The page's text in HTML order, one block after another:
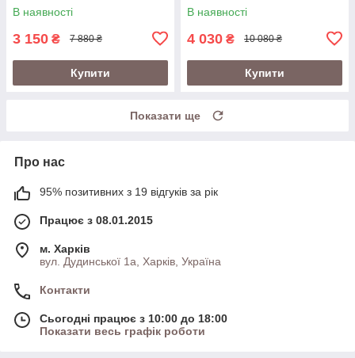
В наявності
3 150 ₴ 7 880 ₴
Купити
В наявності
4 030 ₴ 10 080 ₴
Купити
Показати ще
Про нас
95% позитивних з 19 відгуків за рік
Працює з 08.01.2015
м. Харків
вул. Дудинської 1а, Харків, Україна
Контакти
Сьогодні працює з 10:00 до 18:00
Показати весь графік роботи